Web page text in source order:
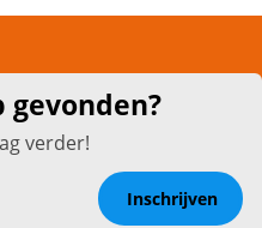
gevonden?
verder!
Inschrijven